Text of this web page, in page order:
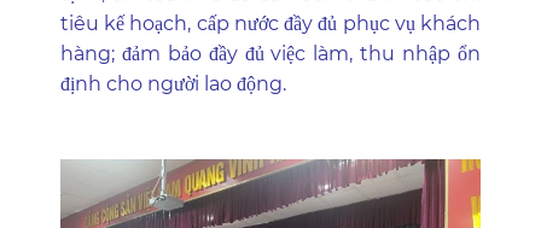
tiêu kế hoạch, cấp nước đầy đủ phục vụ khách
hàng; đảm bảo đầy đủ việc làm, thu nhập ổn
định cho người lao động.